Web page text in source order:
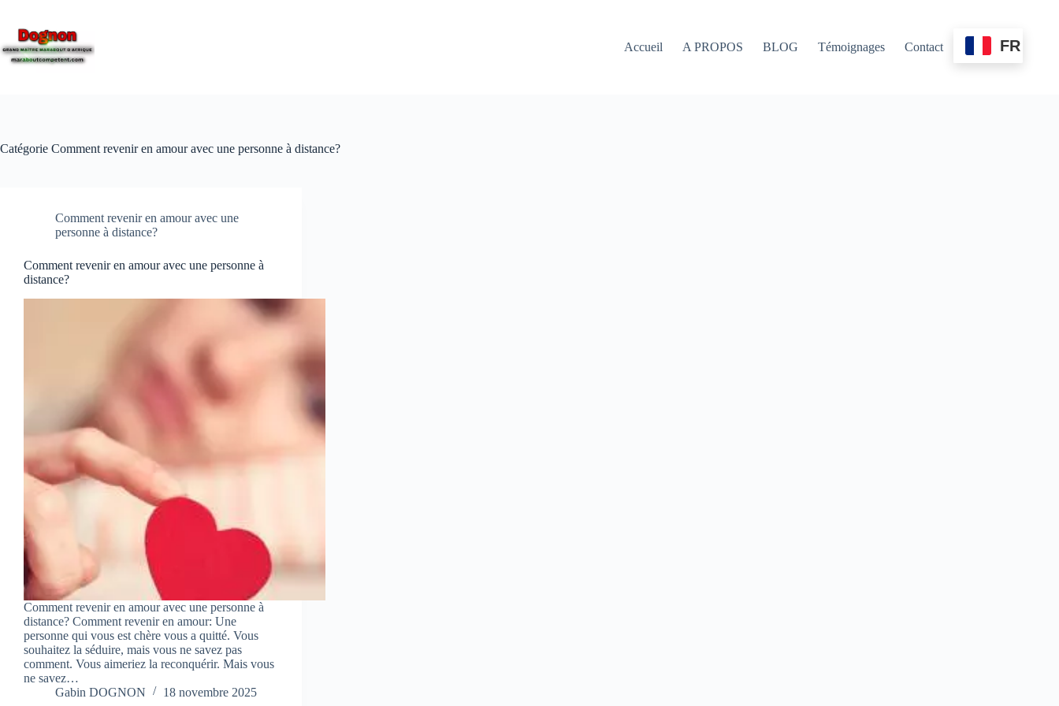
Accueil A PROPOS BLOG Témoignages Contact FR
Catégorie Comment revenir en amour avec une personne à distance?
Comment revenir en amour avec une
personne à distance?
Comment revenir en amour avec une personne à
distance?
Comment revenir en amour avec une personne à
distance? Comment revenir en amour: Une
personne qui vous est chère vous a quitté. Vous
souhaitez la séduire, mais vous ne savez pas
comment. Vous aimeriez la reconquérir. Mais vous
ne savez…
Gabin DOGNON
18 novembre 2025